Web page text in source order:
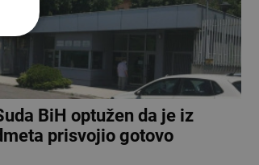
BiH optužen da je iz
prisvojio gotovo